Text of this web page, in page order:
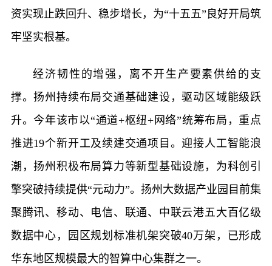
资实现止跌回升、稳步增长，为“十五五”良好开局筑
牢坚实根基。
经济韧性的增强，离不开生产要素供给的支
撑。扬州持续布局交通基础建设，驱动区域能级跃
升。今年该市以“通道+枢纽+网络”统筹布局，重点
推进19个新开工及续建交通项目。迎接人工智能浪
潮，扬州积极布局算力等新型基础设施，为科创引
擎突破持续提供“元动力”。扬州大数据产业园目前集
聚腾讯、移动、电信、联通、中联云港五大百亿级
数据中心，园区规划标准机架突破40万架，已形成
华东地区规模最大的智算中心集群之一。